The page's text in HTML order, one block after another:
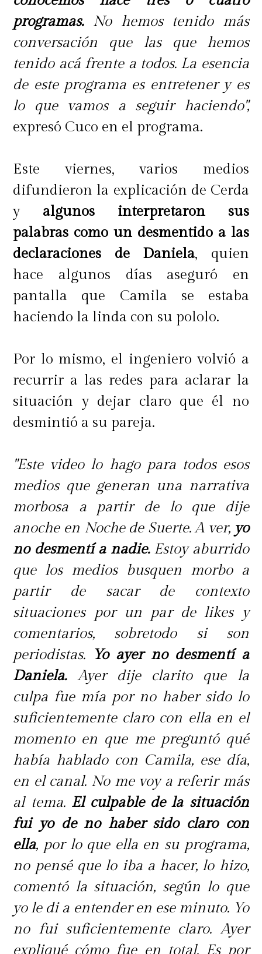
programas.No hemos tenido más
conversación que las que hemos
tenido acá frente a todos. La esencia
de este programa es entretener y es
lo que vamos a seguir haciendo",
expresó Cuco en el programa.
Este viernes, varios medios
difundieron la explicación de Cerda
yalgunos interpretaron sus
palabras como un desmentido a las
declaraciones de Daniela, quien
hace algunos días aseguró en
pantalla que Camila se estaba
haciendo la linda con su pololo.
Por lo mismo, el ingeniero volvió a
recurrir a las redes para aclarar la
situación y dejar claro que él no
desmintió a su pareja.
"Este video lo hago para todos esos
medios que generan una narrativa
morbosa a partir de lo que dije
anoche en Noche de Suerte. A ver, yo
no desmentí a nadie.Estoy aburrido
que los medios busquen morbo a
partir de sacar de contexto
situaciones por un par de likes y
comentarios, sobretodo si son
periodistas. Yo ayer no desmentí a
Daniela.Ayer dije clarito que la
culpa fue mía por no haber sido lo
suficientemente claro con ella en el
momento en que me preguntó qué
había hablado con Camila, ese día,
en el canal. No me voy a referir más
al tema. El culpable de la situación
fui yo de no haber sido claro con
ella, por lo que ella en su programa,
no pensé que lo iba a hacer, lo hizo,
comentó la situación, según lo que
yo le di a entender en ese minuto. Yo
no fui suficientemente claro. Ayer
expliqué cómo fue en total. Es por